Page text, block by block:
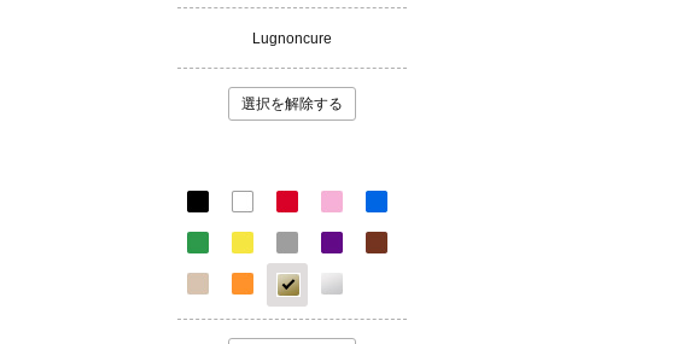
Lugnoncure
選択を解除する